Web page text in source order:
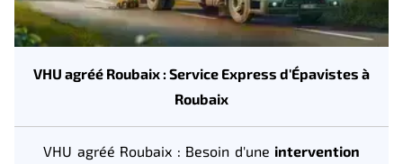
VHU agréé Roubaix : Service Express d'Épavistes à
Roubaix
VHU agréé Roubaix : Besoin d'une intervention